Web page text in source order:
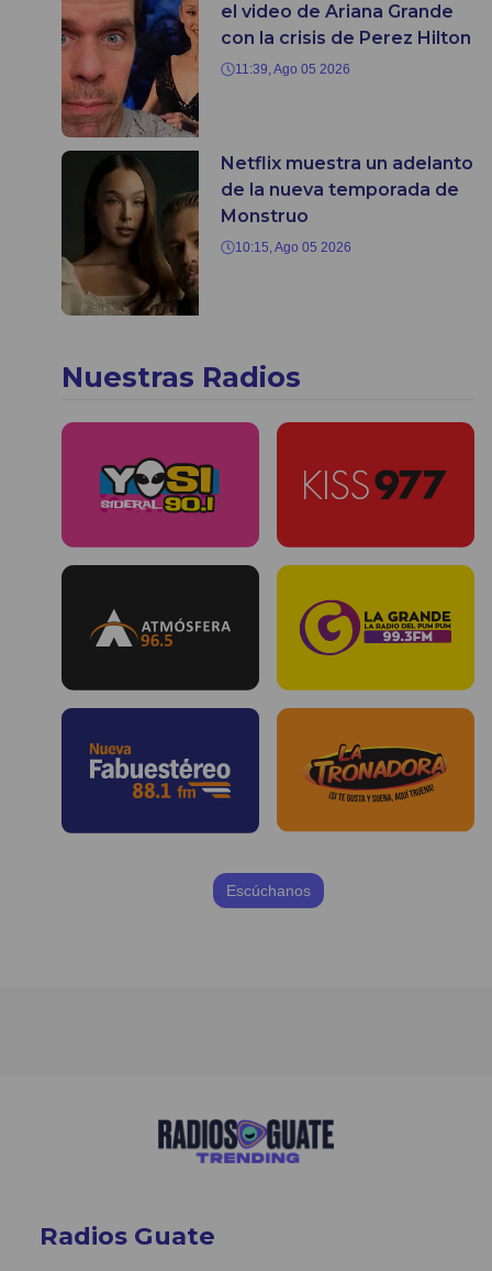
el video de Ariana Grande
con la crisis de Perez Hilton
11:39, Ago 05 2026
Netflix muestra un adelanto
de la nueva temporada de
Monstruo
10:15, Ago 05 2026
Nuestras Radios
Escúchanos
Radios Guate